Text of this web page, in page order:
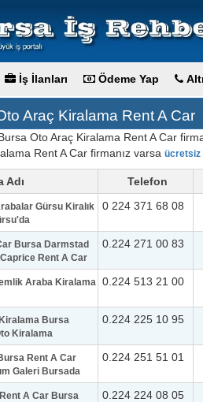
İş İlanları Ödeme Yap
Araç Kiralama Rent A Car
Oto Araç Kiralama Rent A Car
Rent A Car firmanız varsaücretsiz
Adı Telefon
Gürsu Kiralık
0 224 371 68 08
Bursa Darmstad
Rent A Car
0.224 271 00 83
Araba Kiralama
0.224 513 21 00
Bursa
Kiralama
0.224 225 10 95
Rent A Car
Galeri Bursada
0.224 251 51 01
A Car Bursa
0.224 224 08 05